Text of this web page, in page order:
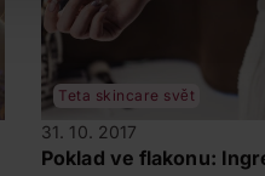
Teta skincare svět
31. 10. 2017
Poklad ve flakonu: